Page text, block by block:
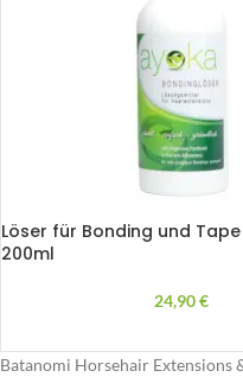
Löser für Bonding und Tape
200ml
24,90€
Batanomi Horsehair Extensions